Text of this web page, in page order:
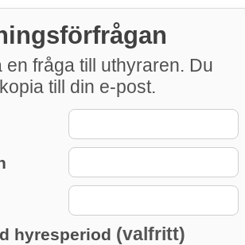
en fråga till uthyraren. Du
till din e-post.
hyresperiod (valfritt)